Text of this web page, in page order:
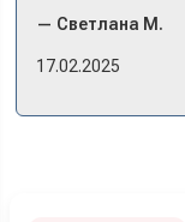
примериться. Нам
же день купили
— Светлана М.
17.02.2025